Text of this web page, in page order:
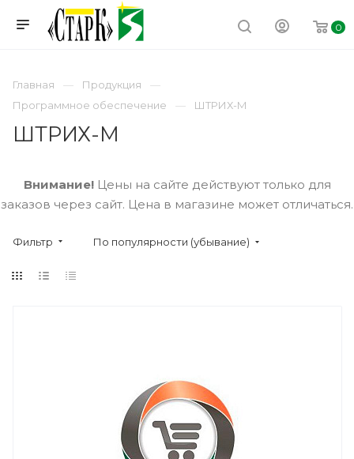
0
Главная
Продукция
Программное обеспечение
ШТРИХ-М
ШТРИХ-М
Внимание!Цены на сайте действуют только для
заказов через сайт. Цена в магазине может отличаться.
Фильтр По популярности (убывание)